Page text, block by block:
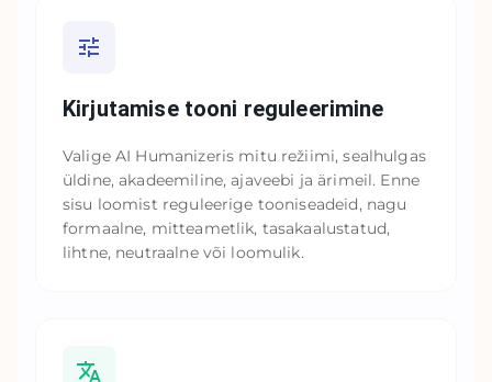
Kirjutamise tooni reguleerimine
Valige AI Humanizeris mitu režiimi, sealhulgas
üldine, akadeemiline, ajaveebi ja ärimeil. Enne
sisu loomist reguleerige tooniseadeid, nagu
formaalne, mitteametlik, tasakaalustatud,
lihtne, neutraalne või loomulik.